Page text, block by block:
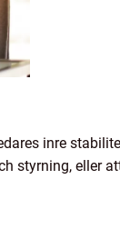
inre
styrning, eller